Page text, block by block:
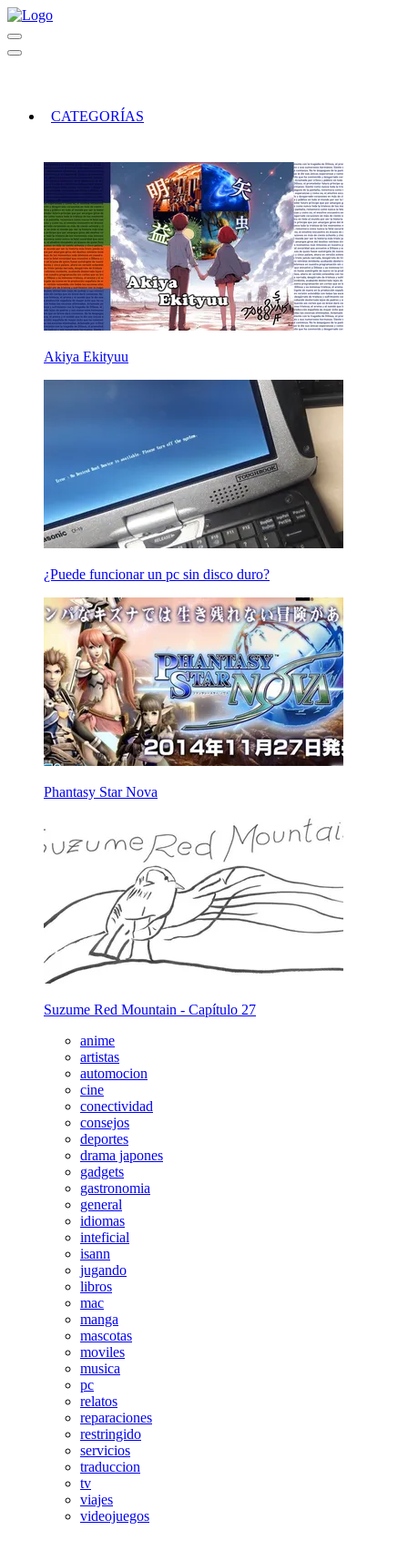
CATEGORÍAS
Akiya Ekityuu
¿Puede funcionar un pc sin disco duro?
Phantasy Star Nova
Suzume Red Mountain - Capítulo 27
anime
artistas
automocion
cine
conectividad
consejos
deportes
drama japones
gadgets
gastronomia
general
idiomas
inteficial
isann
jugando
libros
mac
manga
mascotas
moviles
musica
pc
relatos
reparaciones
restringido
servicios
traduccion
tv
viajes
videojuegos